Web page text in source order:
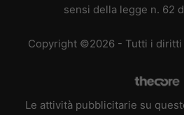
sensi della legge n. 62
Copyright ©2026 - Tutti i
Le attività pubblicitarie su